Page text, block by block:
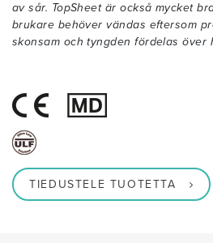
av sår. TopSheet är också mycket
brukare behöver vändas eftersom
skonsam och tyngden fördelas över
TIEDUSTELE TUOTETTA